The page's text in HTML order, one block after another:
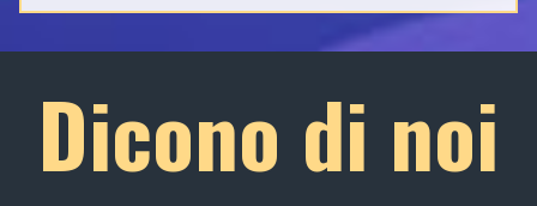
Dicono di noi